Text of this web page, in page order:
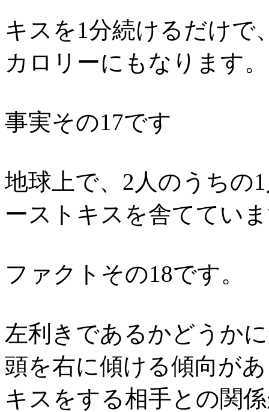
キスを1分続けるだけで
カロリーにもなります。
事実その17です
地球上で、2人のうちの
ーストキスを舎ててい
ファクトその18です。
左利きであるかどうか
頭を右に傾ける傾向が
キスをする相手との関